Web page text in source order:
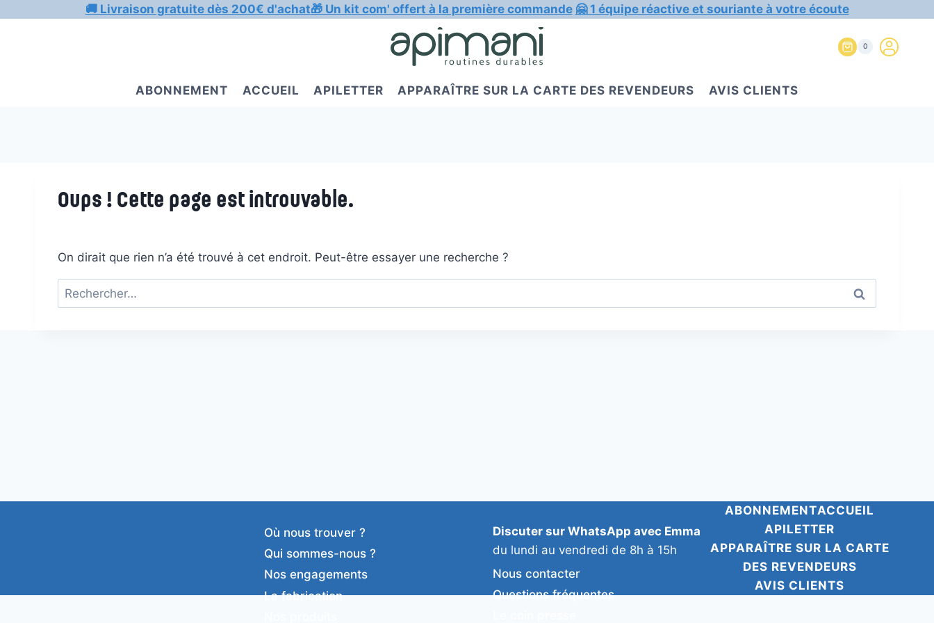
🚚 Livraison gratuite dès 200€ d'achat🎁 Un kit com' offert à la première commande 🤗 1 équipe réactive et souriante à votre écoute
0
ABONNEMENT ACCUEIL APILETTER APPARAÎTRE SUR LA CARTE DES REVENDEURS AVIS CLIENTS
Oups ! Cette page est introuvable.
On dirait que rien n’a été trouvé à cet endroit. Peut-être essayer une recherche ?
Rechercher :
Où nous trouver ?
Qui sommes-nous ?
Nos engagements
La fabrication
Discuter sur WhatsApp avec Emma
du lundi au vendredi de 8h à 15h
Nous contacter
Questions fréquentes
ABONNEMENTACCUEIL
APILETTER
APPARAÎTRE SUR LA CARTE
DES REVENDEURS
AVIS CLIENTS